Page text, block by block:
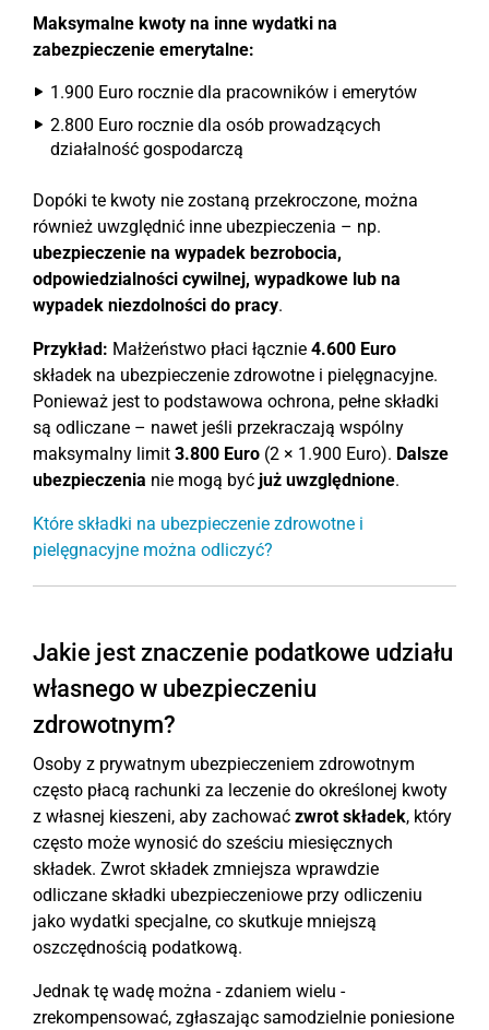
Maksymalne kwoty na inne wydatki na
zabezpieczenie emerytalne:
1.900 Euro rocznie dla pracowników i emerytów
2.800 Euro rocznie dla osób prowadzących
działalność gospodarczą
Dopóki te kwoty nie zostaną przekroczone, można
również uwzględnić inne ubezpieczenia – np.
ubezpieczenie na wypadek bezrobocia,
odpowiedzialności cywilnej, wypadkowe lub na
wypadek niezdolności do pracy.
Przykład: Małżeństwo płaci łącznie 4.600 Euro
składek na ubezpieczenie zdrowotne i pielęgnacyjne.
Ponieważ jest to podstawowa ochrona, pełne składki
są odliczane – nawet jeśli przekraczają wspólny
maksymalny limit 3.800 Euro (2 × 1.900 Euro). Dalsze
ubezpieczenia nie mogą być już uwzględnione.
Które składki na ubezpieczenie zdrowotne i
pielęgnacyjne można odliczyć?
Jakie jest znaczenie podatkowe udziału
własnego w ubezpieczeniu
zdrowotnym?
Osoby z prywatnym ubezpieczeniem zdrowotnym
często płacą rachunki za leczenie do określonej kwoty
z własnej kieszeni, aby zachować zwrot składek, który
często może wynosić do sześciu miesięcznych
składek. Zwrot składek zmniejsza wprawdzie
odliczane składki ubezpieczeniowe przy odliczeniu
jako wydatki specjalne, co skutkuje mniejszą
oszczędnością podatkową.
Jednak tę wadę można - zdaniem wielu -
zrekompensować, zgłaszając samodzielnie poniesione